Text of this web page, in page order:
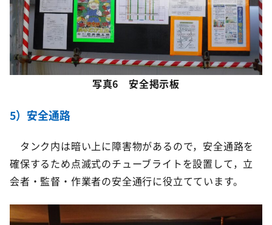
写真6 安全掲示板
5）安全通路
タンク内は暗い上に障害物があるので，安全通路を
確保するため点滅式のチューブライトを設置して，立
会者・監督・作業者の安全通行に役立てています。